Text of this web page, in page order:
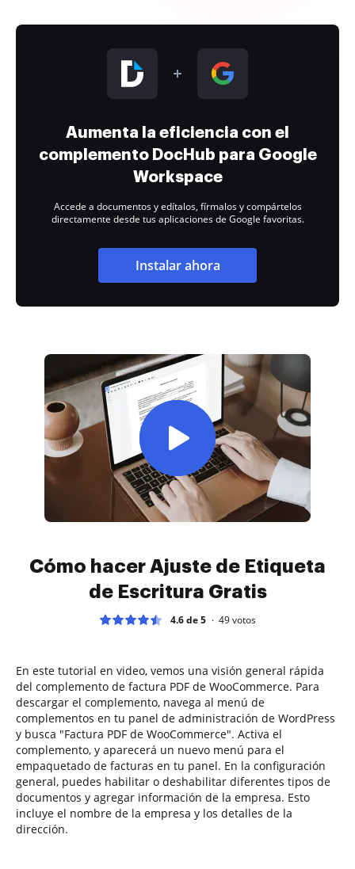
Aumenta la eficiencia con el
complemento DocHub para Google
Workspace
Accede a documentos y edítalos, fírmalos y compártelos
directamente desde tus aplicaciones de Google favoritas.
Instalar ahora
Cómo hacer Ajuste de Etiqueta
de Escritura Gratis
4.6 de 5 49votos
En este tutorial en video, vemos una visión general rápida
del complemento de factura PDF de WooCommerce. Para
descargar el complemento, navega al menú de
complementos en tu panel de administración de WordPress
y busca "Factura PDF de WooCommerce". Activa el
complemento, y aparecerá un nuevo menú para el
empaquetado de facturas en tu panel. En la configuración
general, puedes habilitar o deshabilitar diferentes tipos de
documentos y agregar información de la empresa. Esto
incluye el nombre de la empresa y los detalles de la
dirección.